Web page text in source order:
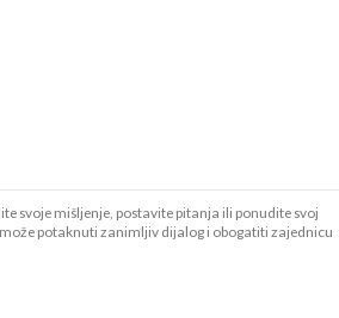
svoje mišljenje, postavite pitanja ili ponudite svoj
potaknuti zanimljiv dijalog i obogatiti zajednicu